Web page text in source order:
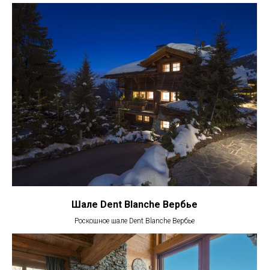
Шале Dent Blanche Вербье
Роскошное шале Dent Blanche Вербье